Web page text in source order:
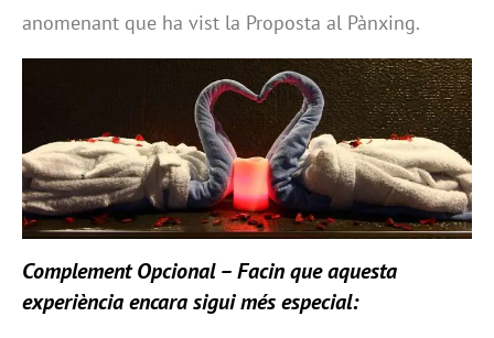
anomenant que ha vist la Proposta al Pànxing.
Complement Opcional – Facin que aquesta
experiència encara sigui més especial: